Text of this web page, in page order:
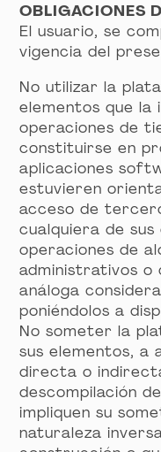
OBLIGACIONES
El usuario, se
vigencia del
No utilizar la
elementos que
operaciones de
constituirse en
aplicaciones
estuvieren
acceso de
cualquiera de
operaciones de
administrativos o
análoga
poniéndolos a
No someter la
sus elementos, a
directa o
descompilación
impliquen su
naturaleza